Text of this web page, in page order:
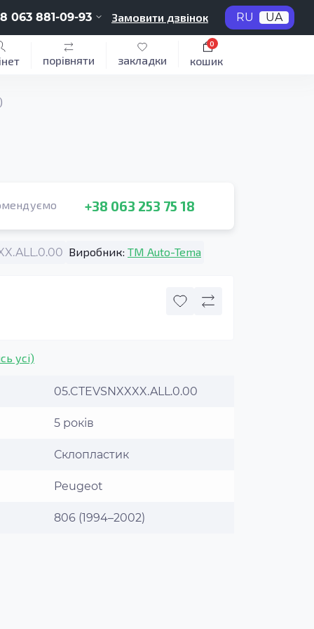
063 881-09-93 Замовити дзвінок RU UA
порівняти закладки кошик
0
+38 063 253 75 18
Виробник: TM Auto-Tema
усі)
05.CTEVSNXXXX.ALL.0.00
5 років
Склопластик
Peugeot
806 (1994–2002)